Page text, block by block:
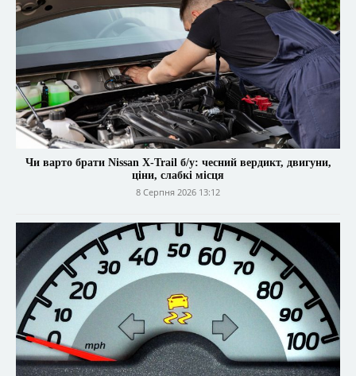
Чи варто брати Nissan X-Trail б/у: чесний вердикт, двигуни,
ціни, слабкі місця
8 Серпня 2026 13:12